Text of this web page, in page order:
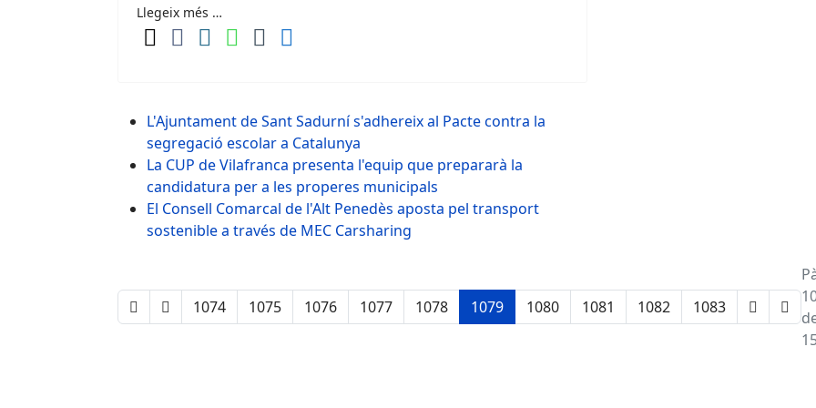
Llegeix més …
L'Ajuntament de Sant Sadurní s'adhereix al Pacte contra la
segregació escolar a Catalunya
La CUP de Vilafranca presenta l'equip que prepararà la
candidatura per a les properes municipals
El Consell Comarcal de l'Alt Penedès aposta pel transport
sostenible a través de MEC Carsharing
1074 1075 1076 1077 1078 1079 1080 1081 1082 1083